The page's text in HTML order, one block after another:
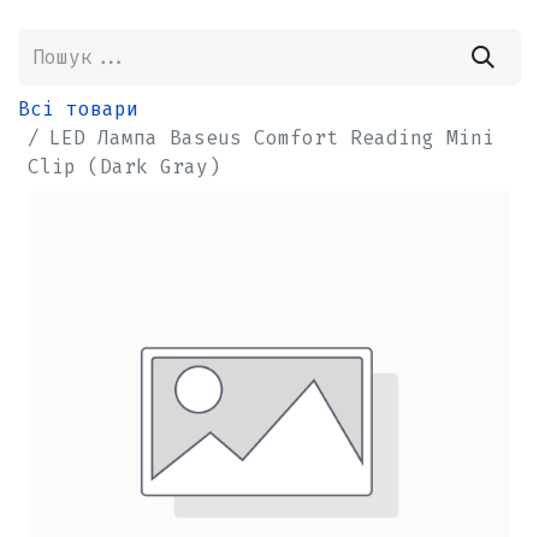
Всі товари
LED Лампа Baseus Comfort Reading Mini
Clip (Dark Gray)